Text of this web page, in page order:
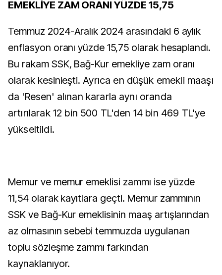
EMEKLİYE ZAM ORANI YÜZDE 15,75
Temmuz 2024-Aralık 2024 arasındaki 6 aylık
enflasyon oranı yüzde 15,75 olarak hesaplandı.
Bu rakam SSK, Bağ-Kur emekliye zam oranı
olarak kesinleşti.Ayrıca en düşük emekli maaşı
da 'Resen' alınan kararla aynı oranda
artırılarak 12 bin 500 TL'den 14 bin 469 TL'ye
yükseltildi.
Memur ve memur emeklisi zammı ise yüzde
11,54 olarak kayıtlara geçti. Memur zammının
SSK ve Bağ-Kur emeklisinin maaş artışlarından
az olmasının sebebi temmuzda uygulanan
toplu sözleşme zammı farkından
kaynaklanıyor.